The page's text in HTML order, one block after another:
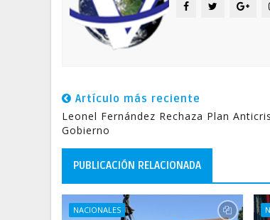
Artículo más reciente
Leonel Fernández Rechaza Plan
Gobierno
PUBLICACIÓN RELACIONADA
NACIONALES